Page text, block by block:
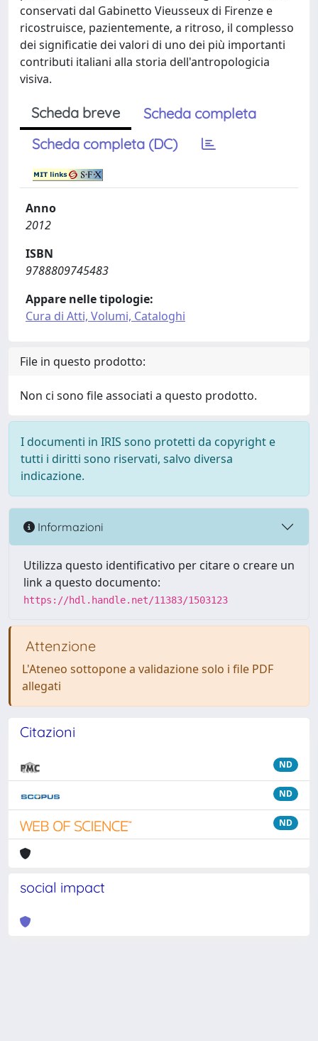
conservati dal Gabinetto Vieusseux di Firenze e
ricostruisce, pazientemente, a ritroso, il complesso
dei significatie dei valori di uno dei più importanti
contributi italiani alla storia dell'antropologicia
visiva.
Scheda breve
Scheda completa
Scheda completa (DC)
Anno
2012
ISBN
9788809745483
Appare nelle tipologie:
Cura di Atti, Volumi, Cataloghi
File in questo prodotto:
Non ci sono file associati a questo prodotto.
I documenti in IRIS sono protetti da copyright e
tutti i diritti sono riservati, salvo diversa
indicazione.
Informazioni
Utilizza questo identificativo per citare o creare un
link a questo documento:
https://hdl.handle.net/11383/1503123
Attenzione
L'Ateneo sottopone a validazione solo i file PDF
allegati
Citazioni
ND
ND
ND
social impact